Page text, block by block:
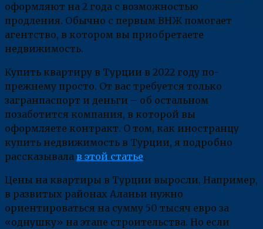
оформляют на 2 года с возможностью
продления. Обычно с первым ВНЖ помогает
агентство, в котором вы приобретаете
недвижимость.
Купить квартиру в Турции в 2022 году по-
прежнему просто. От вас требуется только
загранпаспорт и деньги – об остальном
позаботится компания, в которой вы
оформляете контракт. О том, как иностранцу
купить недвижимость в Турции, я подробно
рассказывала в этой статье.
Цены на квартиры в Турции выросли. Например,
в развитых районах Аланьи нужно
ориентироваться на сумму 50 тысяч евро за
«однушку» на этапе строительства. Но если